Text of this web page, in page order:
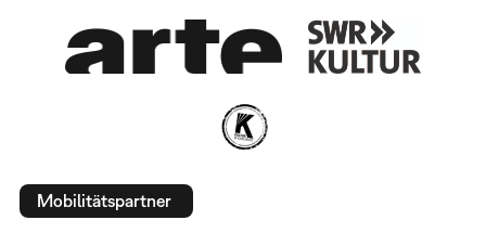
Mobilitätspartner